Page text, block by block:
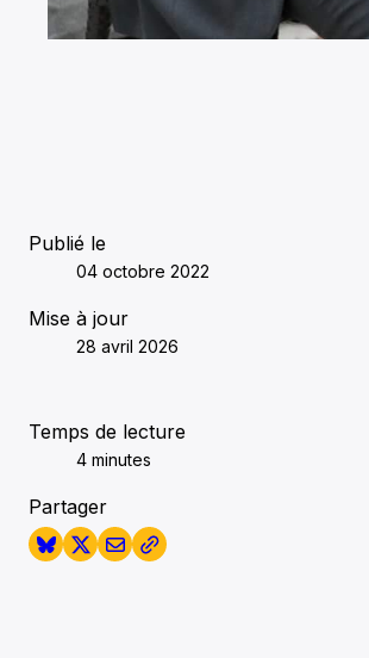
Publié le
04 octobre 2022
Mise à jour
28 avril 2026
Temps de lecture
4 minutes
Partager